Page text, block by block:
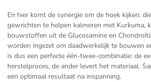
En hier komt de synergie om de hoek kijken:
gewrichten te helpen kalmeren met Kurkuma,
bouwstoffen uit de Glucosamine en
worden ingezet om daadwerkelijk te bouwen
is dus een perfecte één-twee-combinatie: de
herstelproces, de ander levert het materiaal.
een optimaal resultaat na inspanning.